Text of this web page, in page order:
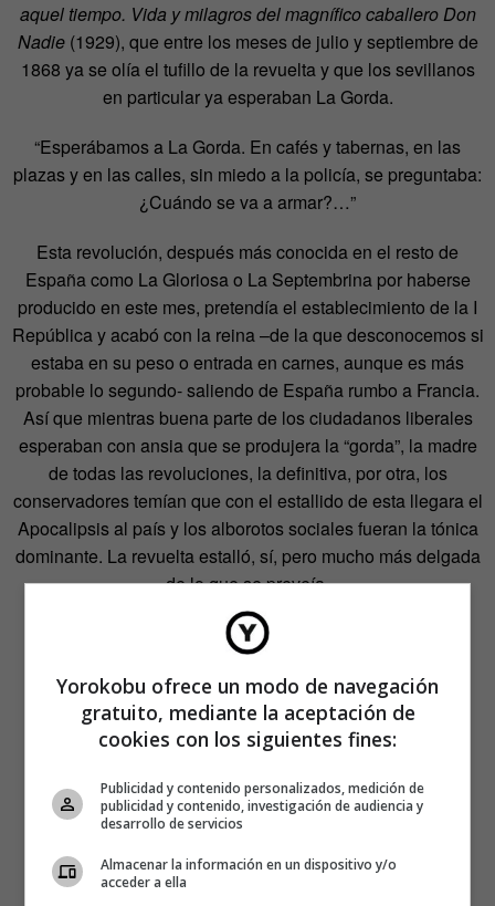
aquel tiempo. Vida y milagros del magnífico caballero Don
Nadie(1929), que entre los meses de julio y septiembre de
1868 ya se olía el tufillo de la revuelta y que los sevillanos
en particular ya esperaban La Gorda.
“Esperábamos a La Gorda. En cafés y tabernas, en las
plazas y en las calles, sin miedo a la policía, se preguntaba:
¿Cuándo se va a armar?…”
Esta revolución, después más conocida en el resto de
España como La Gloriosa o La Septembrina por haberse
producido en este mes, pretendía el establecimiento de la I
República y acabó con la reina –de la que desconocemos si
estaba en su peso o entrada en carnes, aunque es más
probable lo segundo- saliendo de España rumbo a Francia.
Así que mientras buena parte de los ciudadanos liberales
esperaban con ansia que se produjera la “gorda”, la madre
de todas las revoluciones, la definitiva, por otra, los
conservadores temían que con el estallido de esta llegara el
Apocalipsis al país y los alborotos sociales fueran la tónica
dominante. La revuelta estalló, sí, pero mucho más delgada
de lo que se preveía.
Yorokobu ofrece un modo de navegación
gratuito, mediante la aceptación de
cookies con los siguientes fines:
Publicidad y contenido personalizados, medición de
publicidad y contenido, investigación de audiencia y
desarrollo de servicios
Almacenar la información en un dispositivo y/o
acceder a ella